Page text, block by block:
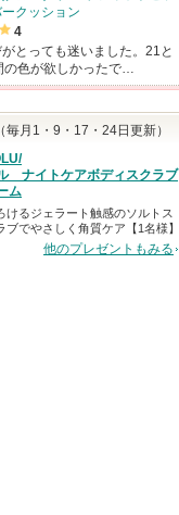
クッション
4
とっても迷いました。21と
の色が欲しかったで…
（毎月1・9・17・24日更新）
ナイトケアボディスクラブ
ム
けるジェラート触感のソルトス
ブでやさしく角質ケア【1名様】
他のプレゼントもみる